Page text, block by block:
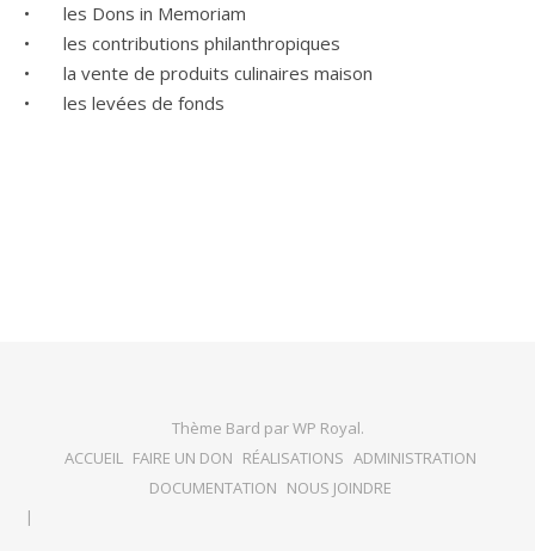
• les Dons in Memoriam
• les contributions philanthropiques
• la vente de produits culinaires maison
• les levées de fonds
Thème Bard parWP Royal.
ACCUEIL FAIRE UN DON RÉALISATIONS ADMINISTRATION
DOCUMENTATION NOUS JOINDRE